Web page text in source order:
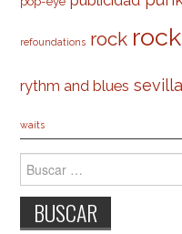
refoundations rock
rythm and blues sevilla
waits
Buscar: